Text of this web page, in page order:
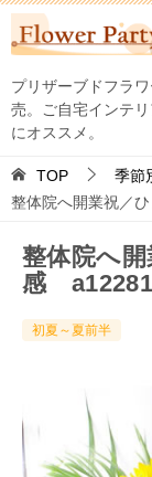
プリザーブドフラ
売。ご自宅インテ
にオススメ。
TOP 季節
整体院へ開業祝／
整体院へ
感
初夏～夏前半